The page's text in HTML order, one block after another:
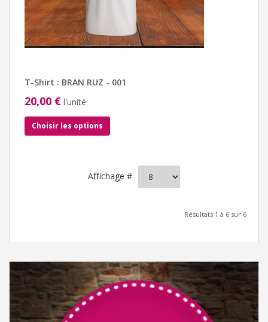
T-Shirt : BRAN RUZ - 001
20,00 € l'unité
Choisir les options
Affichage #
Résultats 1 à 6 sur 6